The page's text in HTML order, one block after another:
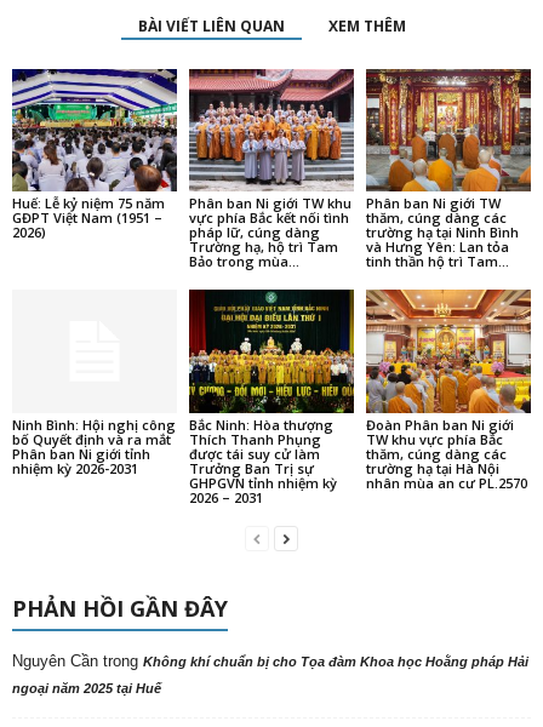
BÀI VIẾT LIÊN QUAN XEM THÊM
Huế: Lễ kỷ niệm 75 năm
GĐPT Việt Nam (1951 –
2026)
Phân ban Ni giới TW khu
vực phía Bắc kết nối tình
pháp lữ, cúng dàng
Trường hạ, hộ trì Tam
Bảo trong mùa...
Phân ban Ni giới TW
thăm, cúng dàng các
trường hạ tại Ninh Bình
và Hưng Yên: Lan tỏa
tinh thần hộ trì Tam...
Ninh Bình: Hội nghị công
bố Quyết định và ra mắt
Phân ban Ni giới tỉnh
nhiệm kỳ 2026-2031
Bắc Ninh: Hòa thượng
Thích Thanh Phụng
được tái suy cử làm
Trưởng Ban Trị sự
GHPGVN tỉnh nhiệm kỳ
2026 – 2031
Đoàn Phân ban Ni giới
TW khu vực phía Bắc
thăm, cúng dàng các
trường hạ tại Hà Nội
nhân mùa an cư PL.2570
PHẢN HỒI GẦN ĐÂY
Nguyên Cần trong Không khí chuẩn bị cho Tọa đàm Khoa học Hoằng pháp Hải
ngoại năm 2025 tại Huế